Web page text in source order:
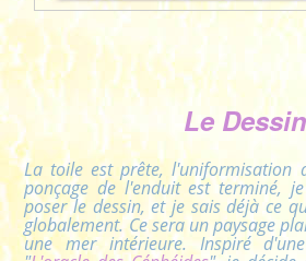
Le Dessin
La toile est prête, l'uniformisation
ponçage de l'enduit est terminé,
poser le dessin, et je sais déjà ce
globalement. Ce sera un paysage
une mer intérieure. Inspiré